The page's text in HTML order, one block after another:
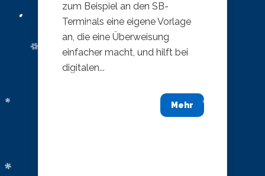
zum Beispiel an den SB-
Terminals eine eigene Vorlage
an, die eine Überweisung
einfacher macht, und hilft bei
digitalen...
Mehr